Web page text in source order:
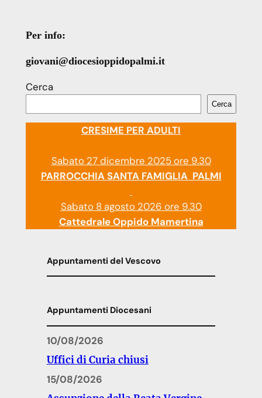
Per info:
giovani@diocesioppidopalmi.it
Cerca
Cerca
CRESIME PER ADULTI
Sabato 27 dicembre 2025 ore 9.30
PARROCCHIA SANTA FAMIGLIA PALMI
Sabato 8 agosto 2026 ore 9.30
Cattedrale Oppido Mamertina
Appuntamenti del Vescovo
Appuntamenti Diocesani
10/08/2026
Uffici di Curia chiusi
15/08/2026